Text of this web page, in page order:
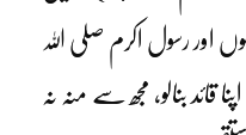
اور رسول اکرم صلی اللہ
قائد بنالو، مجھ سے منہ نہ